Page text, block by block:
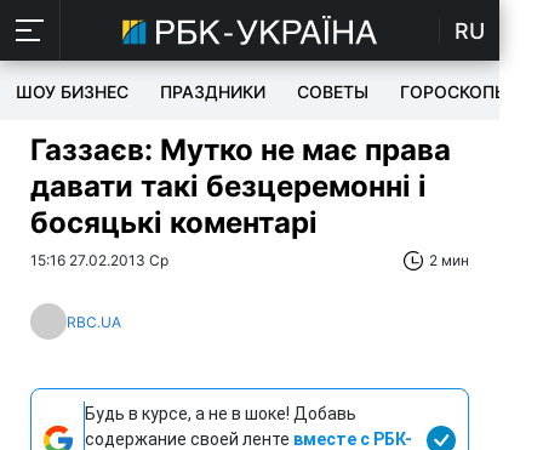
RU
ШОУ БИЗНЕС ПРАЗДНИКИ СОВЕТЫ ГОРОСКОПЫ
Газзаєв: Мутко не має права
давати такі безцеремонні і
босяцькі коментарі
15:16 27.02.2013 Ср 2 мин
RBC.UA
Будь в курсе, а не в шоке! Добавь
содержание своей ленте вместе с РБК-